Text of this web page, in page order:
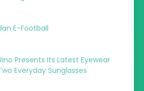
E-Football
Presents Its Latest Eyewear
Everyday Sunglasses